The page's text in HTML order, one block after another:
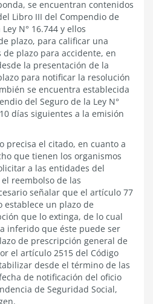
se encuentran contenidos
Libro III del Compendio de
N° 16.744 y ellos
plazo, para calificar una
plazo para accidente, en
la presentación de la
para notificar la resolución
se encuentra establecida
del Seguro de la Ley N°
días siguientes a la emisión
precisa el citado, en cuanto a
que tienen los organismos
a las entidades del
reembolso de las
señalar que el artículo 77
establece un plazo de
que lo extinga, de lo cual
inferido que éste puede ser
de prescripción general de
el artículo 2515 del Código
desde el término de las
de notificación del oficio
de Seguridad Social,